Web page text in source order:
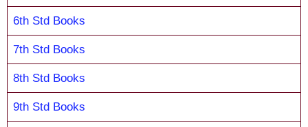
6th Std Books
7th Std Books
8th Std Books
9th Std Books